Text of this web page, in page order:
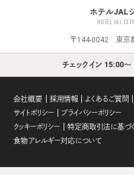
ホテルJAL
HOTEL JAL
〒144-0042 東京
チェックイン 15:00
会社概要 採用情報 よくあるご質問
サイトポリシー
プライバシーポリシー
クッキーポリシー
特定商取引法に基づ
食物アレルギー対応について